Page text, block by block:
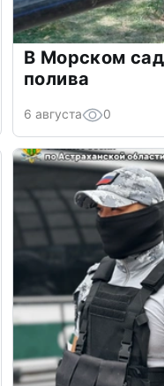
В Морском
полива
6 августа 0